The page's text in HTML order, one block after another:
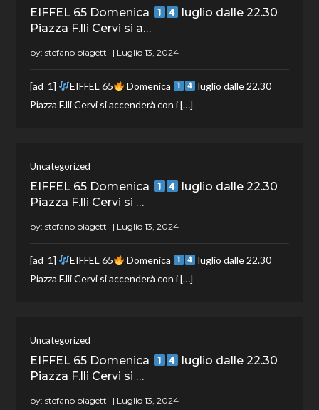
EIFFEL 65 Domenica
luglio dalle 22.30
Piazza F.lli Cervi si a…
by:stefano biagetti
[ad_1] EIFFEL 65 Domenica
luglio dalle 22.30
Piazza F.lli Cervi si accenderà con i […]
Uncategorized
EIFFEL 65 Domenica
luglio dalle 22.30
Piazza F.lli Cervi si …
by:stefano biagetti
[ad_1] EIFFEL 65 Domenica
luglio dalle 22.30
Piazza F.lli Cervi si accenderà con i […]
Uncategorized
EIFFEL 65 Domenica
luglio dalle 22.30
Piazza F.lli Cervi si …
by:stefano biagetti